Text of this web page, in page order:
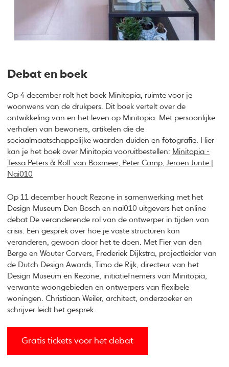
Debat en boek
Op 4 december rolt het boek Minitopia, ruimte voor je
woonwens van de drukpers. Dit boek vertelt over de
ontwikkeling van en het leven op Minitopia. Met persoonlijke
verhalen van bewoners, artikelen die de
sociaalmaatschappelijke waarden duiden en fotografie. Hier
kan je het boek over Minitopia vooruitbestellen: Minitopia -
Tessa Peters & Rolf van Boxmeer, Peter Camp, Jeroen Junte |
Nai010
Op 11 december houdt Rezone in samenwerking met het
Design Museum Den Bosch en nai010 uitgevers het online
debat De veranderende rol van de ontwerper in tijden van
crisis. Een gesprek over hoe je vaste structuren kan
veranderen, gewoon door het te doen. Met Fier van den
Berge en Wouter Corvers, Frederiek Dijkstra, projectleider van
de Dutch Design Awards, Timo de Rijk, directeur van het
Design Museum en Rezone, initiatiefnemers van Minitopia,
verwante woongebieden en ontwerpers van flexibele
woningen. Christiaan Weiler, architect, onderzoeker en
schrijver leidt het gesprek.
Gratis tickets voor het debat